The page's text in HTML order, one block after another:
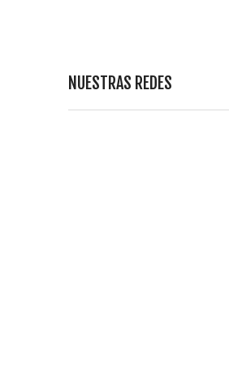
NUESTRAS REDES